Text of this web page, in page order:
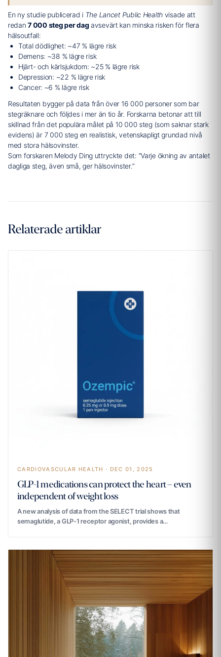
En ny studie publicerad i The Lancet Public Health visade att
redan7 000 steg per dag avsevärt kan minska risken för flera
hälsoutfall:
Total dödlighet: ~47 % lägre risk
Demens: ~38 % lägre risk
Hjärt- och kärlsjukdom: ~25 % lägre risk
Depression: ~22 % lägre risk
Cancer: ~6 % lägre risk
Resultaten bygger på data från över 16 000 personer som bar
stegräknare och följdes i mer än tio år. Forskarna betonar att till
skillnad från det populära målet på 10 000 steg (som saknar stark
evidens) är 7 000 steg en realistisk, vetenskapligt grundad nivå
med stora hälsovinster.
Som forskaren Melody Ding uttryckte det: ”Varje ökning av antalet
dagliga steg, även små, ger hälsovinster.”
Relaterade artiklar
CARDIOVASCULAR HEALTH · DEC 01, 2025
GLP-1 medications can protect the heart – even
independent of weight loss
A new analysis of data from the SELECT trial shows that
semaglutide, a GLP-1 receptor agonist, provides a…